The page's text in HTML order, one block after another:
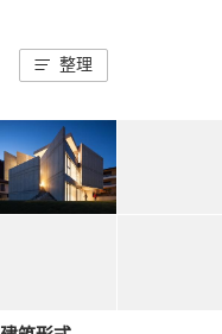
整理